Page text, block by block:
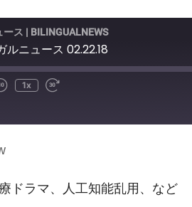
ス | BILINGUALNEWS
ルニュース 02.22.18
1x
ドラマ、人工知能乱用、など